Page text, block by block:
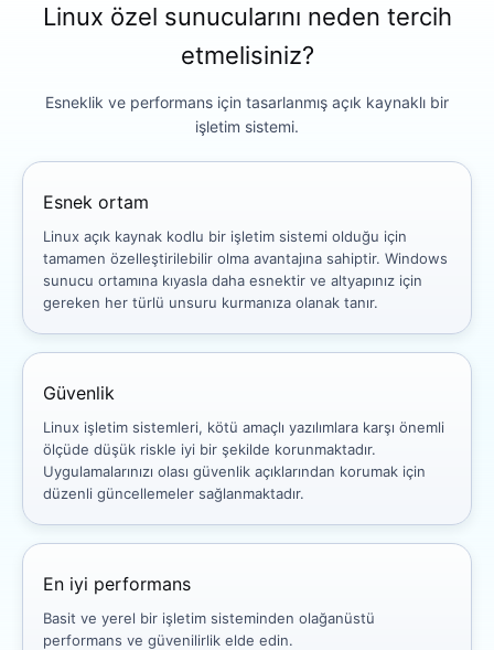
Linux özel sunucularını neden tercih
etmelisiniz?
Esneklik ve performans için tasarlanmış açık kaynaklı bir
işletim sistemi.
Esnek ortam
Linux açık kaynak kodlu bir işletim sistemi olduğu için
tamamen özelleştirilebilir olma avantajına sahiptir. Windows
sunucu ortamına kıyasla daha esnektir ve altyapınız için
gereken her türlü unsuru kurmanıza olanak tanır.
Güvenlik
Linux işletim sistemleri, kötü amaçlı yazılımlara karşı önemli
ölçüde düşük riskle iyi bir şekilde korunmaktadır.
Uygulamalarınızı olası güvenlik açıklarından korumak için
düzenli güncellemeler sağlanmaktadır.
En iyi performans
Basit ve yerel bir işletim sisteminden olağanüstü
performans ve güvenilirlik elde edin.